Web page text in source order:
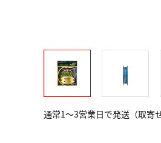
通常1～3営業日で発送（取寄